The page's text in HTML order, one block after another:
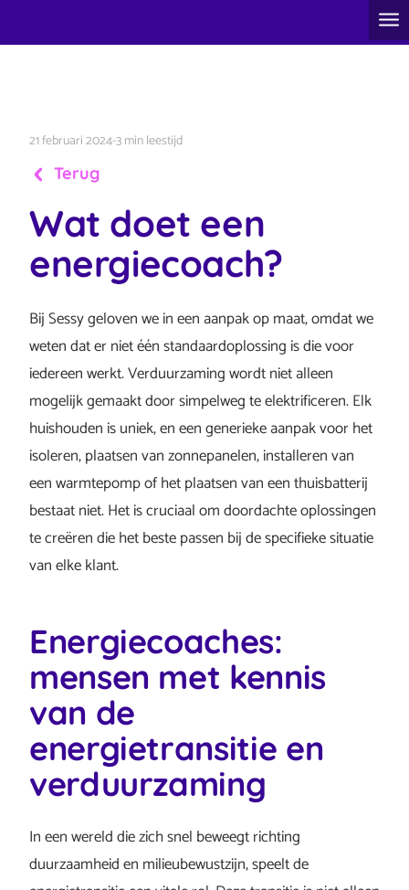
21 februari 2024-3 min leestijd
Terug
Wat doet een
energiecoach?
Bij Sessy geloven we in een aanpak op maat, omdat we
weten dat er niet één standaardoplossing is die voor
iedereen werkt. Verduurzaming wordt niet alleen
mogelijk gemaakt door simpelweg te elektrificeren. Elk
huishouden is uniek, en een generieke aanpak voor het
isoleren, plaatsen van zonnepanelen, installeren van
een warmtepomp of het plaatsen van een thuisbatterij
bestaat niet. Het is cruciaal om doordachte oplossingen
te creëren die het beste passen bij de specifieke situatie
van elke klant.
Energiecoaches:
mensen met kennis
van de
energietransitie en
verduurzaming
In een wereld die zich snel beweegt richting
duurzaamheid en milieubewustzijn, speelt de